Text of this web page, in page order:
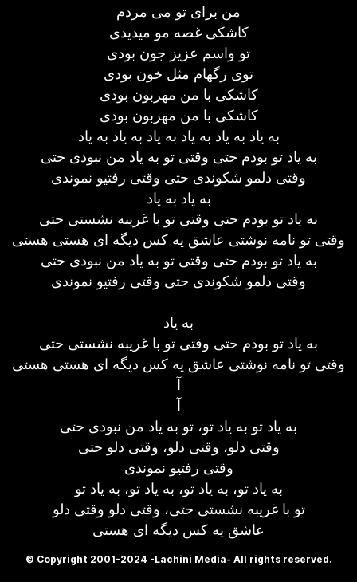
من برای تو می مردم
کاشکی غصه مو میدیدی
تو واسم عزیز جون بودی
توی رگهام مثل خون بودی
کاشکی با من مهربون بودی
کاشکی با من مهربون بودی
به یاد به یاد به یاد به یاد به یاد به یاد
به یاد تو بودم حتی وقتی تو به یاد من نبودی حتی
وقتی دلمو شکوندی حتی وقتی رفتیو نموندی
به یاد به یاد
به یاد تو بودم حتی وقتی تو با غریبه نشستی حتی
وقتی تو نامه نوشتی عاشق یه کس دیگه ای هستی هستی
به یاد تو بودم حتی وقتی تو به یاد من نبودی حتی
وقتی دلمو شکوندی حتی وقتی رفتیو نموندی
به یاد
به یاد تو بودم حتی وقتی تو با غریبه نشستی حتی
وقتی تو نامه نوشتی عاشق یه کس دیگه ای هستی هستی
آ
آ
به یاد تو به یاد تو، تو به یاد من نبودی حتی
وقتی دلو، وقتی دلو، وقتی دلو حتی
وقتی رفتیو نموندی
به یاد تو، به یاد تو، به یاد تو، به یاد تو
تو با غریبه نشستی حتی، وقتی دلو وقتی دلو
عاشق یه کس دیگه ای هستی
© Copyright 2001-2024 -Lachini Media- All rights reserved.